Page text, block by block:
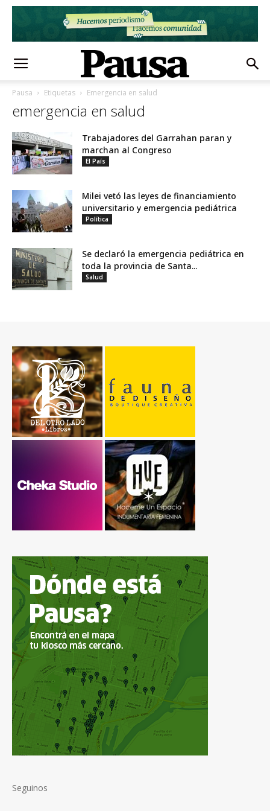
Pausa Etiquetas Emergencia en salud
emergencia en salud
Trabajadores del Garrahan paran y
marchan al Congreso
El País
Milei vetó las leyes de financiamiento
universitario y emergencia pediátrica
Política
Se declaró la emergencia pediátrica en
toda la provincia de Santa...
Salud
Seguinos